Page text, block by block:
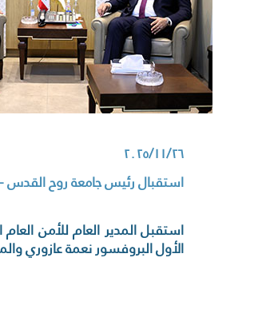
٢٠٢٥/١١/٢٦
استقبال رئيس جامعة روح القدس
استقبل المدير العام للأمن
الأول البروفسور نعمة عازوري